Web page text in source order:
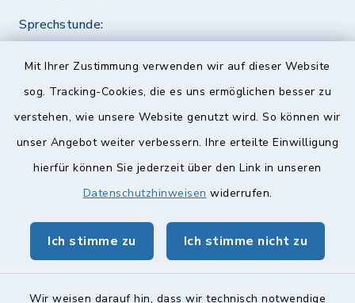
Mit Ihrer Zustimmung verwenden wir auf dieser Website
sog. Tracking-Cookies, die es uns ermöglichen besser zu
verstehen, wie unsere Website genutzt wird. So können wir
unser Angebot weiter verbessern. Ihre erteilte Einwilligung
hierfür können Sie jederzeit über den Link in unseren
Datenschutzhinweisen widerrufen.
Ich stimme zu Ich stimme nicht zu
Wir weisen darauf hin, dass wir technisch notwendige
Sprechstunde:
Quicklinks
Landkreis Lichtenfels
geoPortal Lichtenfels